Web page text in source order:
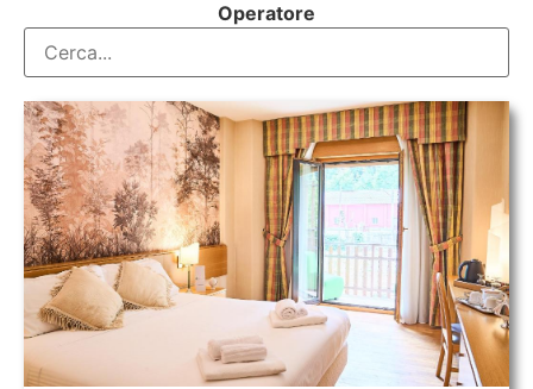
Operatore